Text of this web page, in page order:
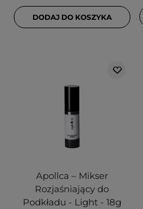
DODAJ DO KOSZYKA
Apollca – Mikser
Rozjaśniający do
Podkładu - Light - 18g